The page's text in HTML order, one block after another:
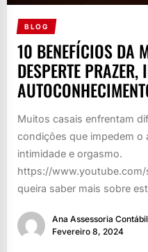
BLOG
10 BENEFÍCIOS DA
DESPERTE
Muitos casais enfrentam
condições que impedem o
intimidade e orgasmo.
https://www.youtube.com/
queira saber mais sobre
Ana Assessoria Contábil
Fevereiro 8, 2024